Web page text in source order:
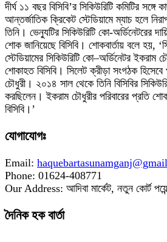
দীর্ঘ ১১ বছর বিসিবি’র সিকিউরিটি কমিটির
আন্তর্জাতিক ক্রিকেট স্টেডিয়ামে ম্যাচ হলে
তিনি। ভেন্যুটির সিকিউরিটি কো-অর্ডিনেটরের
শোক জানিয়েছে বিসিবি। শোকবার্তায় বলে হয়,
স্টেডিয়ামের সিকিউরিটি কো–অর্ডিনেটর ইকরাম
শোকাহত বিসিবি। সিলেট ক্রীড়া সংগঠক
চৌধুরী। ২০১৪ সাল থেকে তিনি বিসিবির
করছিলেন। ইকরাম চৌধুরীর পরিবারের প্রতি
বিসিবি।’
যোগাযোগঃ
Email:
Phone: 01624-408771
Our Address: আদিবা মার্কেট, নতুন কোর্ট
দৈনিক হক বার্তা